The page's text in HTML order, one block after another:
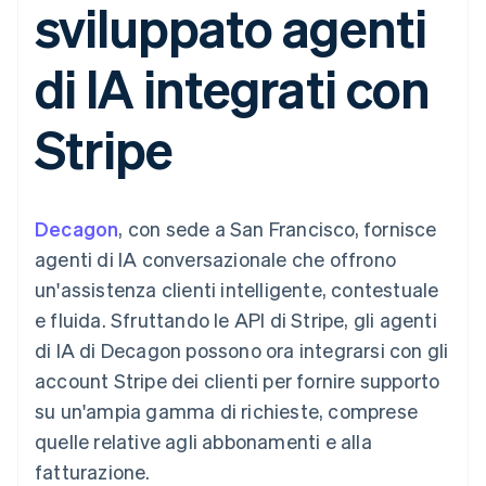
flessibile
Metodi di
pagamento
oltre 125
Terminal
persona
Authorization
ottimizzata
Link
Pagamento
accelerato
Connections
Conti finanziari
della contabilità
Stripe Sigma
personalizzati
Data Pipeline
Product roadmap
Gestione del denaro
Piattaforme
SaaS
Per settore
Gaming
tempo libero
Assicurazione
intrattenimento
Organizzazioni non
profit
Servizi professionali
amministrazione
Commercio al dettaglio
Gestire gli
abbonamenti
Offrire addebiti in base
all'utilizzo
Emettere carte
garantite da stablecoin
Esegui il provisioning e
gestisci i servizi con gli
Risorse
Integrazioni app
Esempi di codice
Blog per sviluppatori
Stato dell'API
Roadmap del prodotto
Conferenza annuale
Sessions
Lavora con noi
Sala stampa
Contattaci
Diventa nostro partner
sviluppato agenti
di IA integrati con
Stripe
Decagon, con sede a San Francisco, fornisce
agenti di IA conversazionale che offrono
un'assistenza clienti intelligente, contestuale
e fluida. Sfruttando le API di Stripe, gli agenti
di IA di Decagon possono ora integrarsi con gli
account Stripe dei clienti per fornire supporto
su un'ampia gamma di richieste, comprese
quelle relative agli abbonamenti e alla
fatturazione.